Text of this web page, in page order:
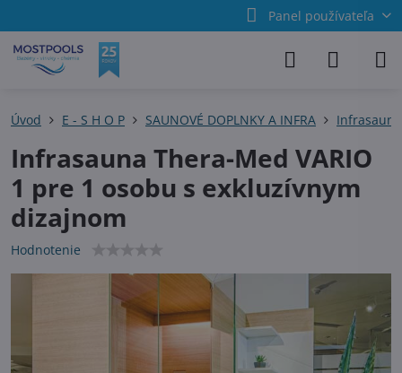
Panel používateľa
Úvod E - S H O P SAUNOVÉ DOPLNKY A INFRA Infrasauny
Infrasauna Thera-Med VARIO
1 pre 1 osobu s exkluzívnym
dizajnom
Hodnotenie